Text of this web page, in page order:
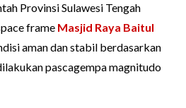
Provinsi Sulawesi Tengah
frame Masjid Raya Baitul
aman dan stabil berdasarkan
pascagempa magnitudo